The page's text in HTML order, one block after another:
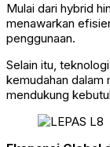
Mulai dari hybrid
menawarkan
penggunaan.
Selain itu,
kemudahan
mendukung